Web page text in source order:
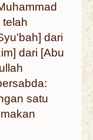
telah
dari
dari [Abu
satu